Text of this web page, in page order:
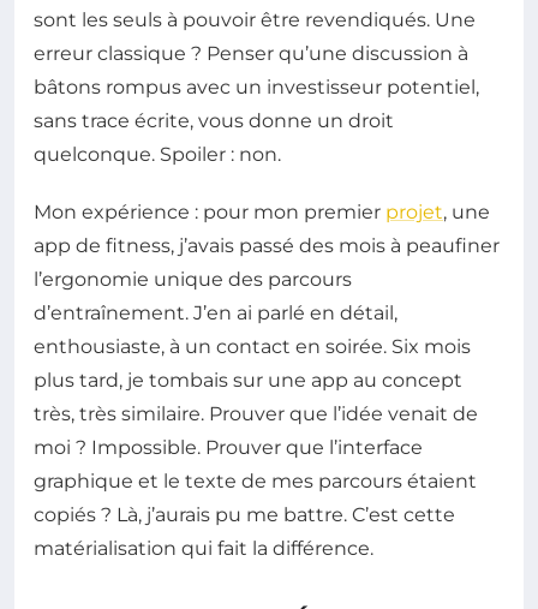
sont les seuls à pouvoir être revendiqués. Une
erreur classique ? Penser qu’une discussion à
bâtons rompus avec un investisseur potentiel,
sans trace écrite, vous donne un droit
quelconque. Spoiler : non.
Mon expérience : pour mon premier projet, une
app de fitness, j’avais passé des mois à peaufiner
l’ergonomie unique des parcours
d’entraînement. J’en ai parlé en détail,
enthousiaste, à un contact en soirée. Six mois
plus tard, je tombais sur une app au concept
très, très similaire. Prouver que l’idée venait de
moi ? Impossible. Prouver que l’interface
graphique et le texte de mes parcours étaient
copiés ? Là, j’aurais pu me battre. C’est cette
matérialisation qui fait la différence.